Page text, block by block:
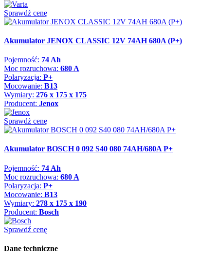
Sprawdź cenę
Akumulator JENOX CLASSIC 12V 74AH 680A (P+)
Pojemność: 74 Ah
Moc rozruchowa: 680 A
Polaryzacja: P+
Mocowanie: B13
Wymiary: 276 x 175 x 175
Producent: Jenox
Sprawdź cenę
Akumulator BOSCH 0 092 S40 080 74AH/680A P+
Pojemność: 74 Ah
Moc rozruchowa: 680 A
Polaryzacja: P+
Mocowanie: B13
Wymiary: 278 x 175 x 190
Producent: Bosch
Sprawdź cenę
Dane techniczne